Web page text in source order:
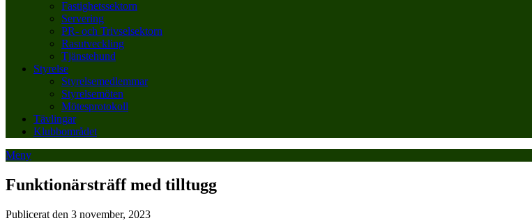
Fastighetssektorn
Servering
PR- och Trivselsektorn
Rasutveckling
Tjänstehund
Styrelse
Styrelsemedlemmar
Styrelsemöten
Mötesprotokoll
Tävlingar
Klubbområdet
Meny
Funktionärsträff med tilltugg
Publicerat den 3 november, 2023